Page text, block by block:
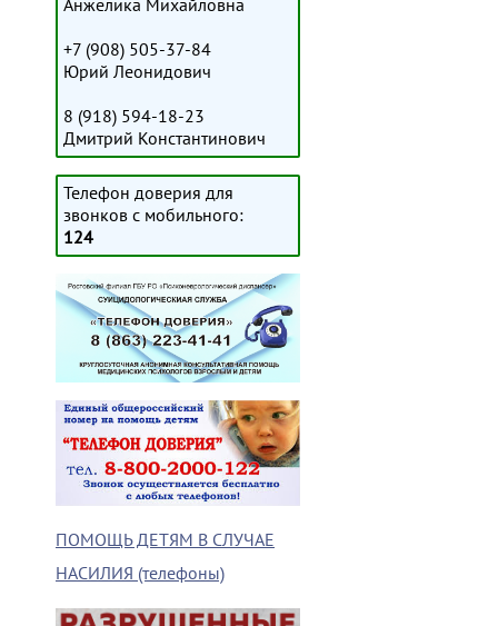
Анжелика Михайловна
+7 (908) 505-37-84
Юрий Леонидович
8 (918) 594-18-23
Дмитрий Константинович
Телефон доверия для
звонков с мобильного:
124
ПОМОЩЬ ДЕТЯМ В СЛУЧАЕ
НАСИЛИЯ (телефоны)